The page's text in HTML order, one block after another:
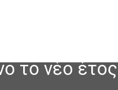
το νέο έτος